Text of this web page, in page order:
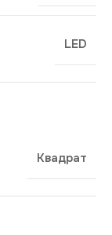
LED
Квадрат